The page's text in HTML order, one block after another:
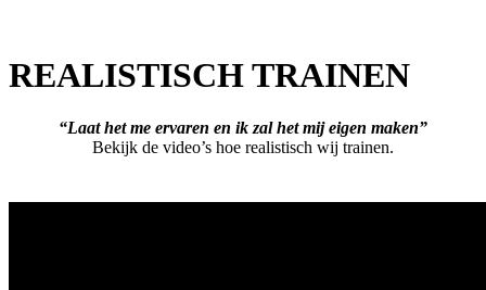
REALISTISCH TRAINEN
“Laat het me ervaren en ik zal het mij eigen maken”
Bekijk de video’s hoe realistisch wij trainen.